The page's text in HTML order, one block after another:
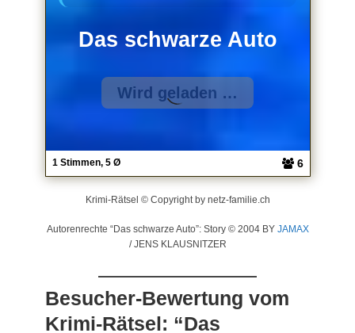
1 Stimmen, 5 Ø 6
Das schwarze Auto
Krimi-Rätsel © Copyright by netz-familie.ch
Autorenrechte “Das schwarze Auto”: Story © 2004 BY JAMAX
/ JENS KLAUSNITZER
Besucher-Bewertung vom
Krimi-Rätsel: “Das